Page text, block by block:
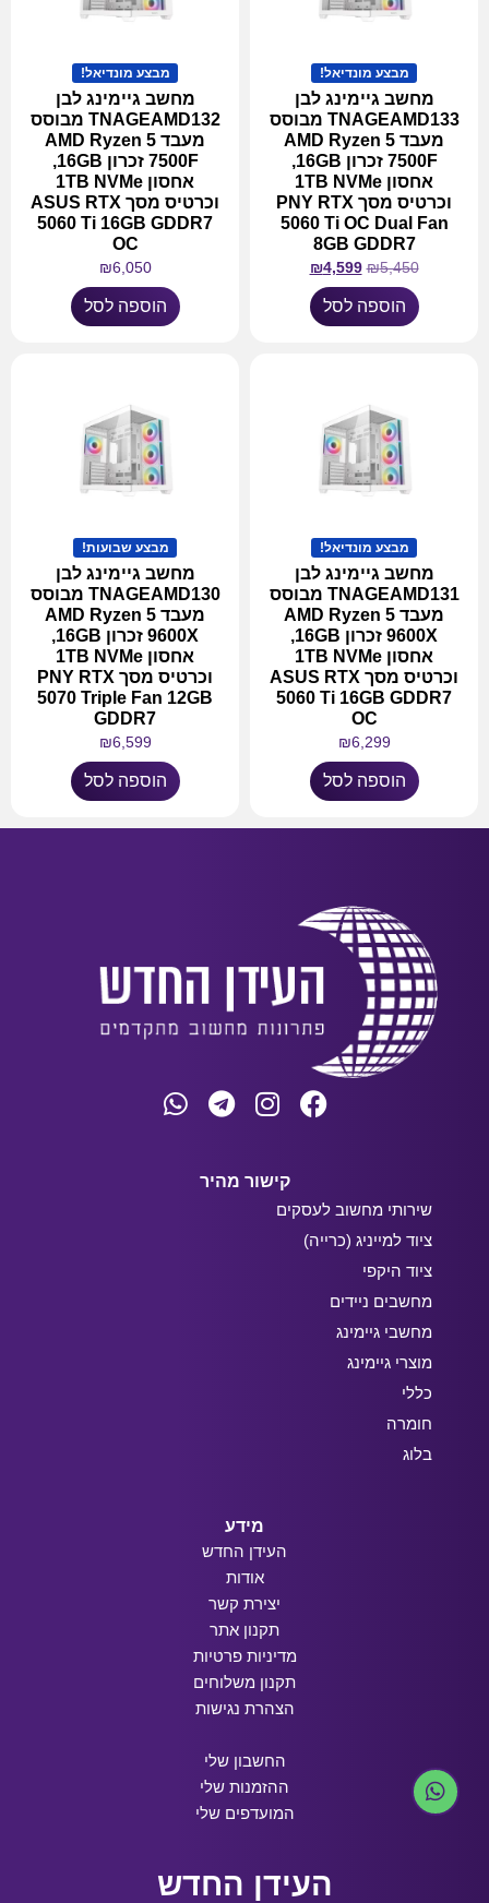
מבצע מונדיאל!
מחשב גיימינג לבן
TNAGEAMD133 מבוסס
מעבד AMD Ryzen 5
7500F זכרון 16GB,
אחסון 1TB NVMe
וכרטיס מסך PNY RTX
5060 Ti OC Dual Fan
8GB GDDR7
₪5,450
₪4,599
הוספה לסל
מבצע מונדיאל!
מחשב גיימינג לבן
TNAGEAMD132 מבוסס
מעבד AMD Ryzen 5
7500F זכרון 16GB,
אחסון 1TB NVMe
וכרטיס מסך ASUS RTX
5060 Ti 16GB GDDR7
OC
₪6,050
הוספה לסל
מבצע מונדיאל!
מחשב גיימינג לבן
TNAGEAMD131 מבוסס
מעבד AMD Ryzen 5
9600X זכרון 16GB,
אחסון 1TB NVMe
וכרטיס מסך ASUS RTX
5060 Ti 16GB GDDR7
OC
₪6,299
הוספה לסל
מבצע שבועות!
מחשב גיימינג לבן
TNAGEAMD130 מבוסס
מעבד AMD Ryzen 5
9600X זכרון 16GB,
אחסון 1TB NVMe
וכרטיס מסך PNY RTX
5070 Triple Fan 12GB
GDDR7
₪6,599
הוספה לסל
קישור מהיר
שירותי מחשוב לעסקים
ציוד למייניג (כרייה)
ציוד היקפי
מחשבים ניידים
מחשבי גיימינג
מוצרי גיימינג
כללי
חומרה
בלוג
מידע
העידן החדש
אודות
יצירת קשר
תקנון אתר
מדיניות פרטיות
תקנון משלוחים
הצהרת נגישות
החשבון שלי
ההזמנות שלי
המועדפים שלי
העידן החדש